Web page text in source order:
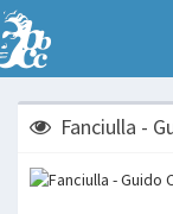
Fanciulla -